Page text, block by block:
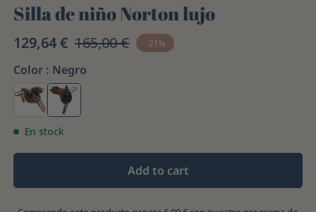
Silla de niño Norton lujo
129,64 € 165,00 € -21%
Color : Negro
En stock
Add to cart